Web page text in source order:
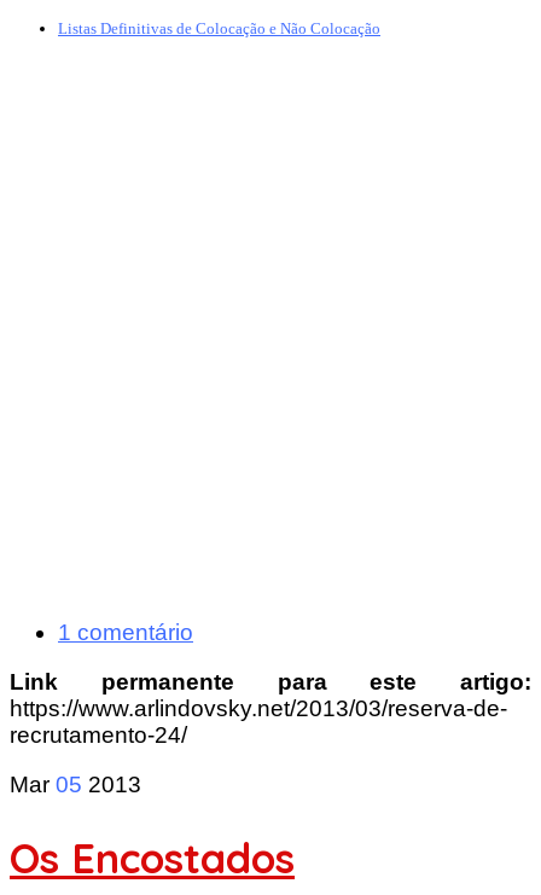
Listas Definitivas de Colocação e Não Colocação
1 comentário
Link permanente para este artigo:
https://www.arlindovsky.net/2013/03/reserva-de-
recrutamento-24/
Mar 05 2013
Os Encostados